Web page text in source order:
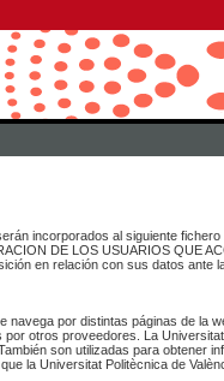
incorporados al siguiente
DE LOS USUARIOS QUE
en relación con sus datos ante
por distintas páginas de la
otros proveedores. La
son utilizadas para
la Universitat Politècnica de